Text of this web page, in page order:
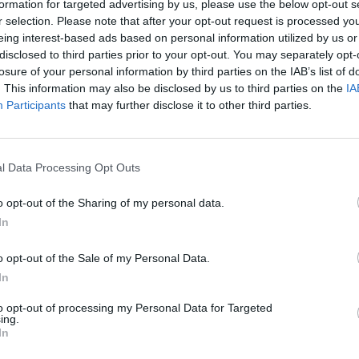
for targeted advertising by us, please use the below opt-out
selection. Please note that after your opt-out request is processed
interest-based ads based on personal information utilized by us
to third parties prior to your opt-out. You may separately
of your personal information by third parties on the IAB’s list of
This information may also be disclosed by us to third parties on the
Participants that may further disclose it to other third parties.
Data Processing Opt Outs
opt-out of the Sharing of my personal data.
opt-out of the Sale of my Personal Data.
opt-out of processing my Personal Data for Targeted
días,ocho entrenadores internacionales
Unido, Ecuador, Venezuela y Bélgicaimpartirán
para las que Barry’s facilitará todo el material
integrará elFuel Bar, un servicio de nutrición con
con tecnología Hyperice, además de
forma parte de laestrategia de activaciones
así ampliando su presencia en el sur de Europa
de alto impacto
, en paralelo a su crecimiento
en un entorno premium”, explican desde la
global que busca vivir intensamente a
cuenta con el respaldo de varias marcas vinculadas